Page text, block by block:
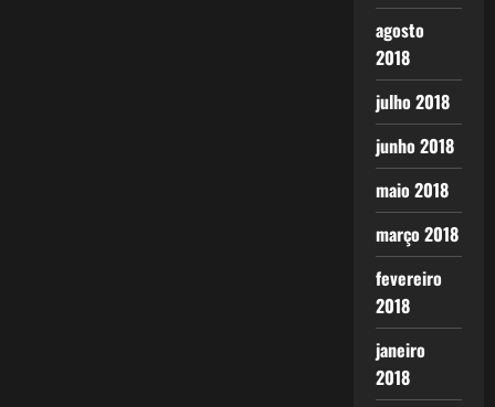
agosto
2018
julho 2018
junho 2018
maio 2018
março 2018
fevereiro
2018
janeiro
2018